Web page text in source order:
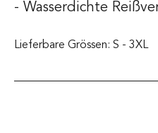
- Wasserdichte
Lieferbare Grössen: S - 3XL